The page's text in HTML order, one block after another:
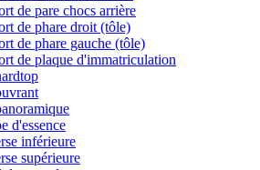
de pare chocs arrière
de phare droit (tôle)
de phare gauche (tôle)
de plaque d'immatriculation
d'essence
inférieure
supérieure